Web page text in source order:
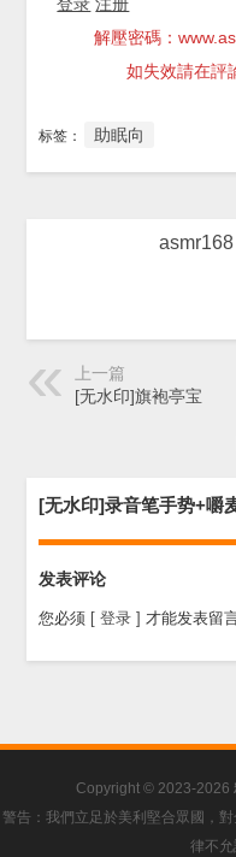
解壓密碼：
如失效請在評
标签： 助眠向
asmr168
上一篇
[无水印]旗袍亭宝
[无水印]录音笔手势+嚼
发表评论
您必须 [ 登录 ] 才能发表留
Copyright © 2023-2026
警告：我們立足於美利堅合眾國，
律不允